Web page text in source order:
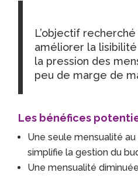
L’objectif
améliorer la
la pression des
peu de marge de
Les bénéfices
Une seule mensualité
simplifie la gestion du
Une mensualité